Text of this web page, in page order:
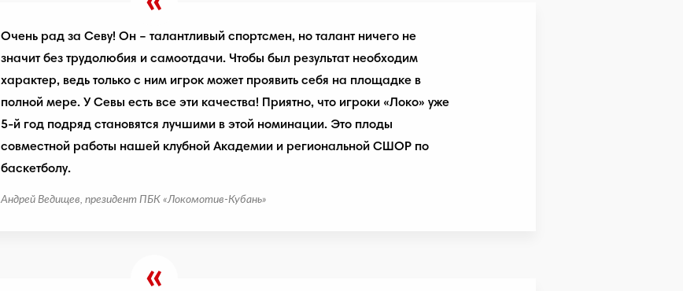
Очень рад за Севу! Он – талантливый спортсмен, но талант ничего не
значит без трудолюбия и самоотдачи. Чтобы был результат необходим
характер, ведь только с ним игрок может проявить себя на площадке в
полной мере. У Севы есть все эти качества! Приятно, что игроки «Локо» уже
5-й год подряд становятся лучшими в этой номинации. Это плоды
совместной работы нашей клубной Академии и региональной СШОР по
баскетболу.
Андрей Ведищев, президент ПБК «Локомотив-Кубань»